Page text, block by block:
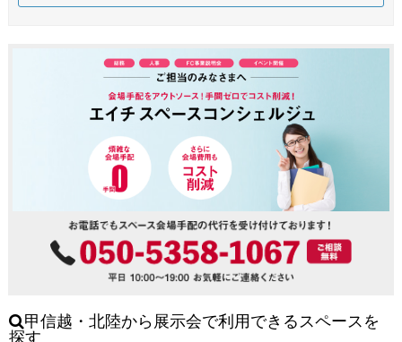
甲信越・北陸から展示会で利用できるスペースを
探す